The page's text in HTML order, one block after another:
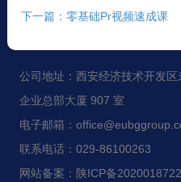
下一篇：零基础Pr视频速成课
公司地址：西安经济技术开发
企业总部大厦 907 室
电子邮箱：
联系电话：029-86100263
网站备案：陕ICP备